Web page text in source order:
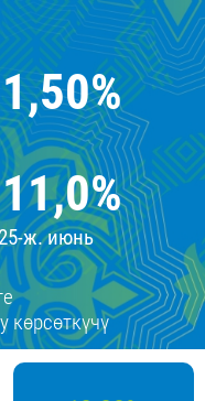
11,0%
ж. июнь
көрсөткүчү